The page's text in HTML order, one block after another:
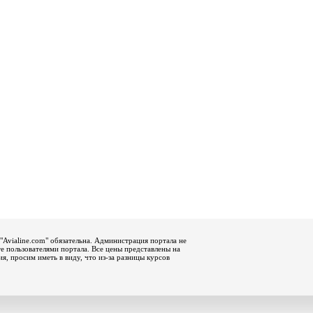
обязательна. Администрация портала не
пользователями портала. Все цены представлены на
просим иметь в виду, что из-за разницы курсов